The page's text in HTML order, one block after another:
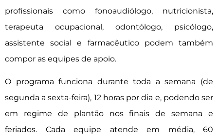
profissionais como fonoaudiólogo, nutricionista,
terapeuta ocupacional, odontólogo, psicólogo,
assistente social e farmacêutico podem também
compor as equipes de apoio.
O programa funciona durante toda a semana (de
segunda a sexta-feira), 12 horas por dia e, podendo ser
em regime de plantão nos finais de semana e
feriados. Cada equipe atende em média, 60